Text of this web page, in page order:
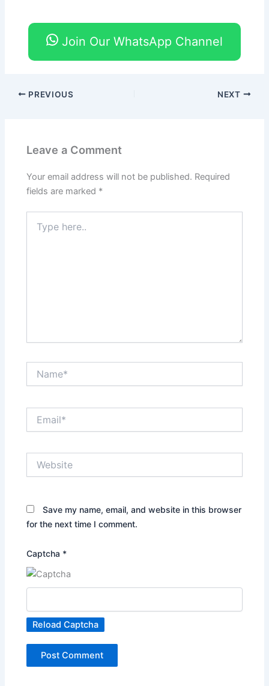
Join Our WhatsApp Channel
PREVIOUS NEXT
Leave a Comment
Your email address will not be published. Required
fields are marked *
here..
Save my name, email, and website in this browser
for the next time I comment.
Captcha *
Reload Captcha